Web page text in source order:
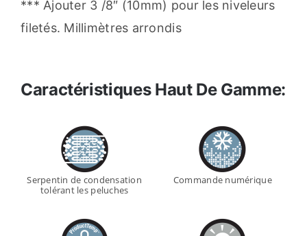
*** Ajouter 3 /8″ (10mm) pour les niveleurs
filetés. Millimètres arrondis
Caractéristiques Haut De Gamme:
Serpentin de condensation
tolérant les peluches
Commande numérique